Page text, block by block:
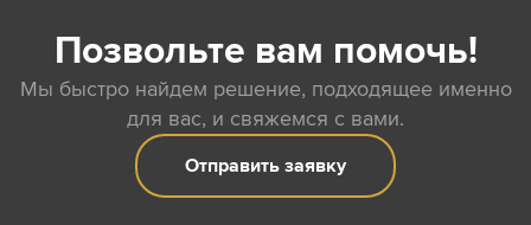
Позвольте вам помочь!
Мы быстро найдем решение, подходящее именно
для вас, и свяжемся с вами.
Отправить заявку